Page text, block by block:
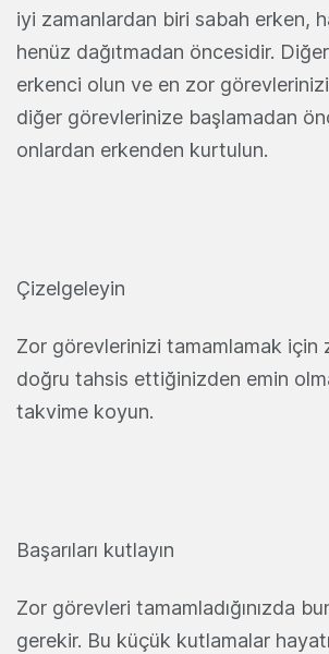
iyi zamanlardan biri sabah erken,
henüz dağıtmadan öncesidir.
erkenci olun ve en zor
diğer görevlerinize başlamadan
onlardan erkenden kurtulun.
Çizelgeleyin
Zor görevlerinizi tamamlamak için
doğru tahsis ettiğinizden emin
takvime koyun.
Başarıları kutlayın
Zor görevleri tamamladığınızda
gerekir. Bu küçük kutlamalar